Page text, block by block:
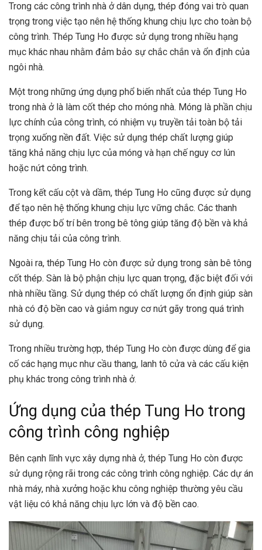
Trong các công trình nhà ở dân dụng, thép đóng vai trò quan
trọng trong việc tạo nên hệ thống khung chịu lực cho toàn bộ
công trình. Thép Tung Ho được sử dụng trong nhiều hạng
mục khác nhau nhằm đảm bảo sự chắc chắn và ổn định của
ngôi nhà.
Một trong những ứng dụng phổ biến nhất của thép Tung Ho
trong nhà ở là làm cốt thép cho móng nhà. Móng là phần chịu
lực chính của công trình, có nhiệm vụ truyền tải toàn bộ tải
trọng xuống nền đất. Việc sử dụng thép chất lượng giúp
tăng khả năng chịu lực của móng và hạn chế nguy cơ lún
hoặc nứt công trình.
Trong kết cấu cột và dầm, thép Tung Ho cũng được sử dụng
để tạo nên hệ thống khung chịu lực vững chắc. Các thanh
thép được bố trí bên trong bê tông giúp tăng độ bền và khả
năng chịu tải của công trình.
Ngoài ra, thép Tung Ho còn được sử dụng trong sàn bê tông
cốt thép. Sàn là bộ phận chịu lực quan trọng, đặc biệt đối với
nhà nhiều tầng. Sử dụng thép có chất lượng ổn định giúp sàn
nhà có độ bền cao và giảm nguy cơ nứt gãy trong quá trình
sử dụng.
Trong nhiều trường hợp, thép Tung Ho còn được dùng để gia
cố các hạng mục như cầu thang, lanh tô cửa và các cấu kiện
phụ khác trong công trình nhà ở.
Ứng dụng của thép Tung Ho trong
công trình công nghiệp
Bên cạnh lĩnh vực xây dựng nhà ở, thép Tung Ho còn được
sử dụng rộng rãi trong các công trình công nghiệp. Các dự án
nhà máy, nhà xưởng hoặc khu công nghiệp thường yêu cầu
vật liệu có khả năng chịu lực lớn và độ bền cao.